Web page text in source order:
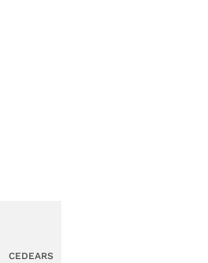
CEDEARS